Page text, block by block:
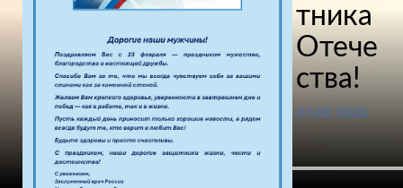
тника
Отече
ства!
23.02.2026